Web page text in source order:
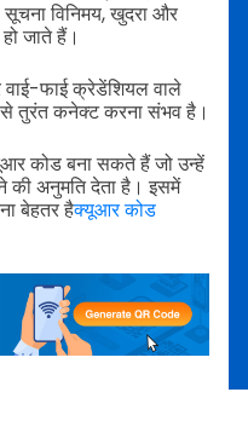
विनिमय, खुदरा और
जाते हैं।
फाई क्रेडेंशियल वाले
तुरंत कनेक्ट करना संभव है।
कोड बना सकते हैं जो उन्हें
की अनुमति देता है। इसमें
बेहतर हैक्यूआर कोड